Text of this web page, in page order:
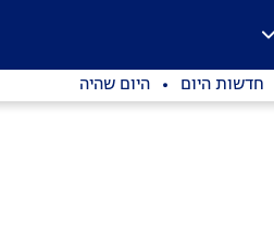
חדשות היום היום שהיה